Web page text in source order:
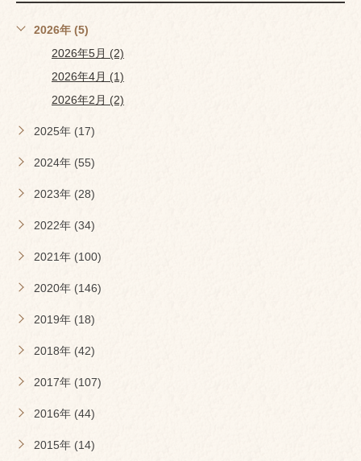
2026年 (5)
2026年5月 (2)
2026年4月 (1)
2026年2月 (2)
2025年 (17)
2024年 (55)
2023年 (28)
2022年 (34)
2021年 (100)
2020年 (146)
2019年 (18)
2018年 (42)
2017年 (107)
2016年 (44)
2015年 (14)